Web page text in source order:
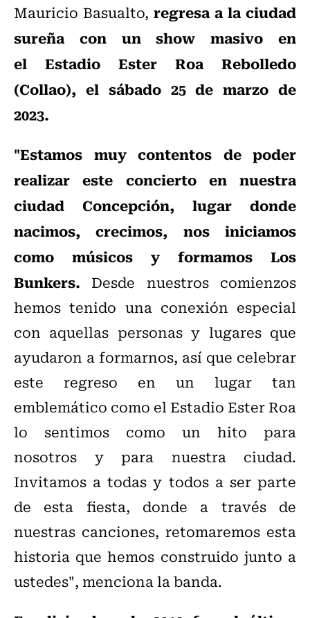
Mauricio Basualto, regresa a la ciudad
sureña con un show masivo en
el Estadio Ester Roa Rebolledo
(Collao), el sábado 25 de marzo de
2023.
"Estamos muy contentos de poder
realizar este concierto en nuestra
ciudad Concepción, lugar donde
nacimos, crecimos, nos iniciamos
como músicos y formamos Los
Bunkers. Desde nuestros comienzos
hemos tenido una conexión especial
con aquellas personas y lugares que
ayudaron a formarnos, así que celebrar
este regreso en un lugar tan
emblemático como el Estadio Ester Roa
lo sentimos como un hito para
nosotros y para nuestra ciudad.
Invitamos a todas y todos a ser parte
de esta fiesta, donde a través de
nuestras canciones, retomaremos esta
historia que hemos construido junto a
ustedes", menciona la banda.